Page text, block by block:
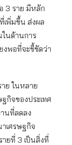
3 ราย มีหลัก
เพิ่มขึ้น ส่งผล
ในด้านการ
พอที่จะชี้ชัดว่า
ย ในหลาย
กิจของประเทศ
นที่ลดลง
เศรษฐกิจ
ยที่ 3 เป็นสิ่งที่